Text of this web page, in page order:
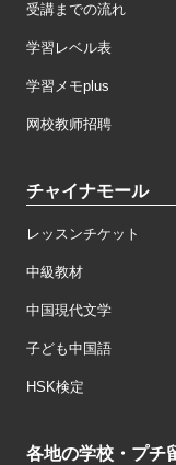
受講までの流れ
学習レベル表
学習メモplus
网校教师招聘
チャイナモール
レッスンチケット
中級教材
中国現代文学
子ども中国語
HSK検定
各地の学校・プチ